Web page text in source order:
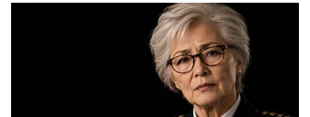
RECOMMENDED STORIES